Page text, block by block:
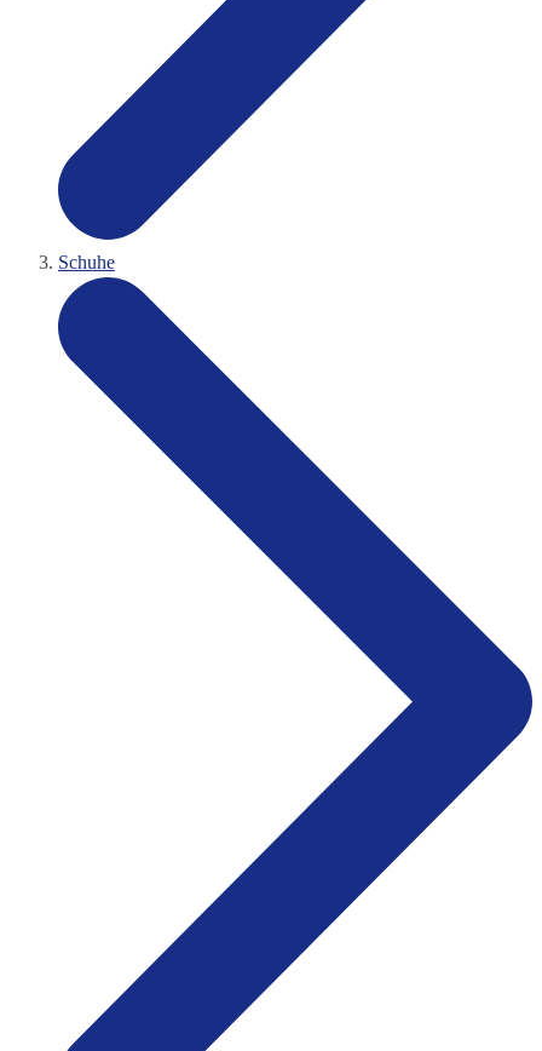
Schuhe